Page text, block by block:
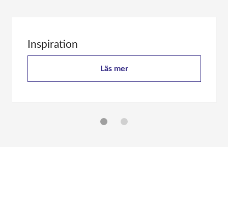
Inspiration
Läs mer